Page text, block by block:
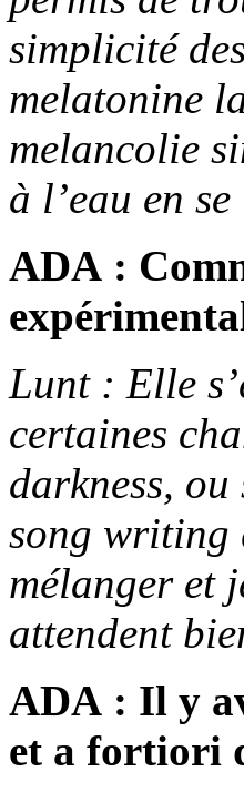
simplicité
melatonine
melancolie
à l’eau en
ADA :
Lunt : Elle
certaines
darkness,
song writing
mélanger et
attendent
ADA : Il y
et a fortiori